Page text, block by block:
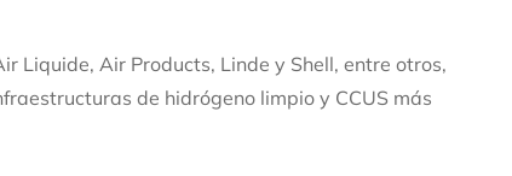
Liquide, Air Products, Linde y Shell, entre otros,
de hidrógeno limpio y CCUS más